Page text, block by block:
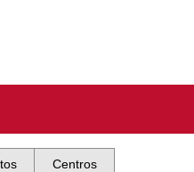
Centros